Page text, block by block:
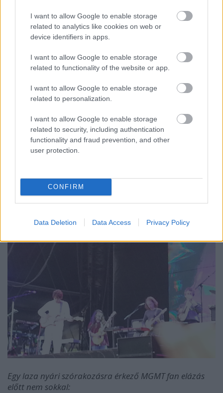
I want to allow Google to enable storage
related to analytics like cookies on web or
device identifiers in apps.
I want to allow Google to enable storage
related to functionality of the website or app.
I want to allow Google to enable storage
related to personalization.
I want to allow Google to enable storage
related to security, including authentication
functionality and fraud prevention, and other
user protection.
CONFIRM
Data Deletion Data Access Privacy Policy
közül választhattuk ki a legszimpatikusabbakat),
hanem ezek miatt az ajándékok miatt is:
Egy laza nyári szórakozásra érkező MGMT fan elázás
előtt nem sokkal: